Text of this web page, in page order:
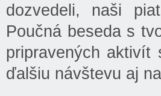
dozvedeli, naši
Poučná beseda s
pripravených
ďalšiu návštevu aj